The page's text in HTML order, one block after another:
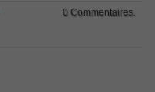
0 Commentaires.